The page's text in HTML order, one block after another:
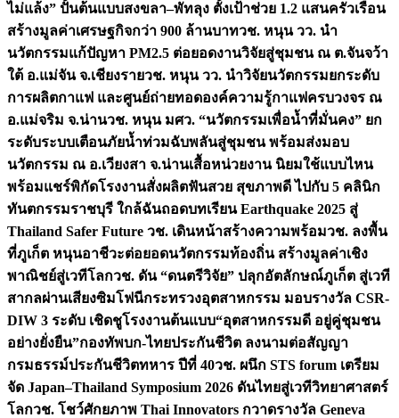
ไม่แล้ง” ปั้นต้นแบบสงขลา–พัทลุง ตั้งเป้าช่วย 1.2 แสนครัวเรือน
สร้างมูลค่าเศรษฐกิจกว่า 900 ล้านบาทวช. หนุน วว. นำ
นวัตกรรมแก้ปัญหา PM2.5 ต่อยอดงานวิจัยสู่ชุมชน ณ ต.จันจว้า
ใต้ อ.แม่จัน จ.เชียงรายวช. หนุน วว. นำวิจัยนวัตกรรมยกระดับ
การผลิตกาแฟ และศูนย์ถ่ายทอดองค์ความรู้กาแฟครบวงจร ณ
อ.แม่จริม จ.น่านวช. หนุน มศว. “นวัตกรรมเพื่อน้ำที่มั่นคง” ยก
ระดับระบบเตือนภัยน้ำท่วมฉับพลันสู่ชุมชน พร้อมส่งมอบ
นวัตกรรม ณ อ.เวียงสา จ.น่านเสื้อหน่วยงาน นิยมใช้แบบไหน
พร้อมแชร์พิกัดโรงงานสั่งผลิตฟันสวย สุขภาพดี ไปกับ 5 คลินิก
ทันตกรรมราชบุรี ใกล้ฉันถอดบทเรียน Earthquake 2025 สู่
Thailand Safer Future วช. เดินหน้าสร้างความพร้อมวช. ลงพื้น
ที่ภูเก็ต หนุนอาชีวะต่อยอดนวัตกรรมท้องถิ่น สร้างมูลค่าเชิง
พาณิชย์สู่เวทีโลกวช. ดัน “ดนตรีวิจัย” ปลุกอัตลักษณ์ภูเก็ต สู่เวที
สากลผ่านเสียงซิมโฟนีกระทรวงอุตสาหกรรม มอบรางวัล CSR-
DIW 3 ระดับ เชิดชูโรงงานต้นแบบ“อุตสาหกรรมดี อยู่คู่ชุมชน
อย่างยั่งยืน”กองทัพบก-ไทยประกันชีวิต ลงนามต่อสัญญา
กรมธรรม์ประกันชีวิตทหาร ปีที่ 40วช. ผนึก STS forum เตรียม
จัด Japan–Thailand Symposium 2026 ดันไทยสู่เวทีวิทยาศาสตร์
โลกวช. โชว์ศักยภาพ Thai Innovators กวาดรางวัล Geneva